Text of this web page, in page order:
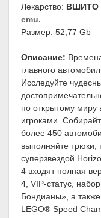
Лекарство: ВШИТО
emu.
Размер: 52,77 Gb
Описание:
главного
Исследуйте
по открытому миру
игроками.
более 450
выполняйте трюки,
суперзвездой
4 входят полная
4, VIP-статус,
Бондианы», а
LEGO® Speed